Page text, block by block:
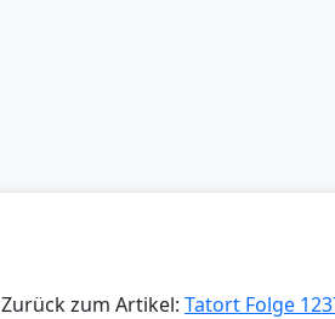
Zurück zum Artikel: Tatort Folge